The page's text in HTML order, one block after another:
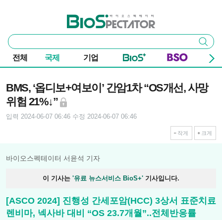
바이오스펙테이터
통
합
검
색
검색
전체 국제 기업
BMS, ‘옵디보+여보이’ 간암1차 “OS개선, 사망
위험 21%↓”
입력 2024-06-07 06:46 수정 2024-06-07 06:46
작게 크게
바이오스펙테이터 서윤석 기자
이 기사는 '유료 뉴스서비스 BioS+' 기사입니다.
[ASCO 2024] 진행성 간세포암(HCC) 3상서 표준치료
렌비마, 넥사바 대비 “OS 23.7개월”..전체반응률